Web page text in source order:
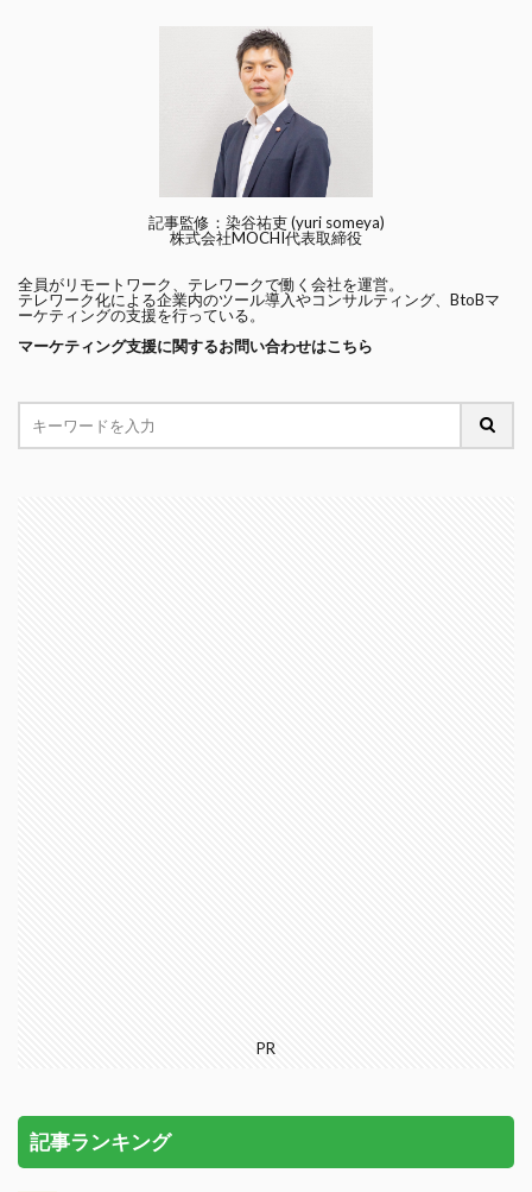
記事監修：染谷祐吏 (yuri someya)
株式会社MOCHI代表取締役
全員がリモートワーク、テレワークで働く会社を運営。
テレワーク化による企業内のツール導入やコンサルティング、BtoBマ
ーケティングの支援を行っている。
マーケティング支援に関するお問い合わせはこちら
PR
記事ランキング